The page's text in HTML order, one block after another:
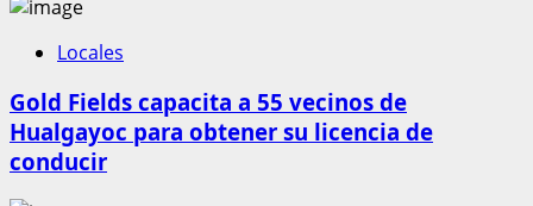
Locales
Gold Fields capacita a 55 vecinos de
Hualgayoc para obtener su licencia de
conducir